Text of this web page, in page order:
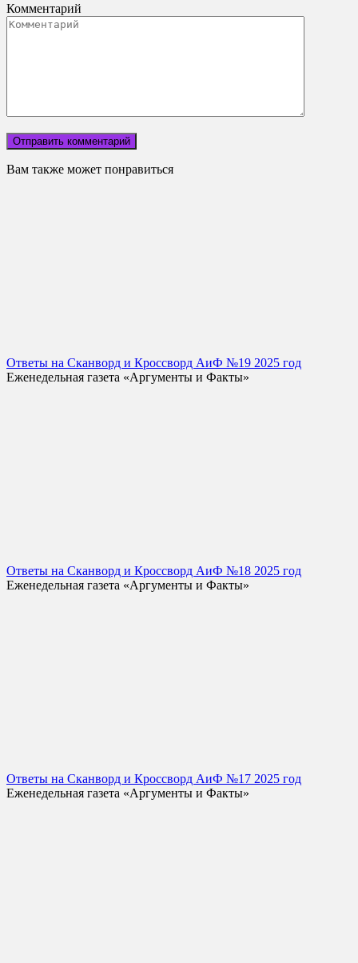
Комментарий
Вам также может понравиться
Ответы на Сканворд и Кроссворд АиФ №19 2025 год
Еженедельная газета «Аргументы и Факты»
Ответы на Сканворд и Кроссворд АиФ №18 2025 год
Еженедельная газета «Аргументы и Факты»
Ответы на Сканворд и Кроссворд АиФ №17 2025 год
Еженедельная газета «Аргументы и Факты»